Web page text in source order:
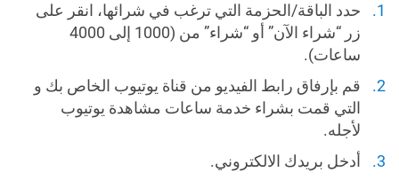
حدد الباقة/الحزمة التي ترغب في شرائها، انقر على
زر “شراء الآن” أو “شراء” من (1000 إلى 4000
ساعات).
قم بإرفاق رابط الفيديو من قناة يوتيوب الخاص بك و
التي قمت بشراء خدمة ساعات مشاهدة يوتيوب
لأجله.
أدخل بريدك الالكتروني.